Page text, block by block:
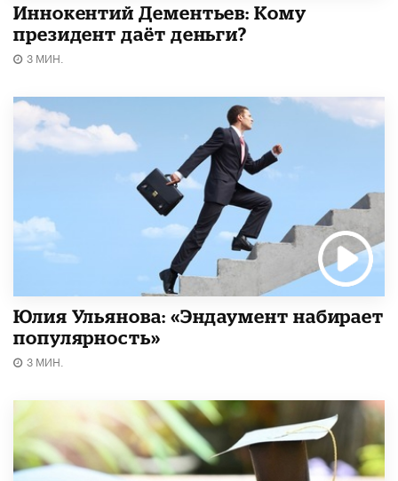
Иннокентий Дементьев: Кому
президент даёт деньги?
3 МИН.
Юлия Ульянова: «Эндаумент набирает
популярность»
3 МИН.